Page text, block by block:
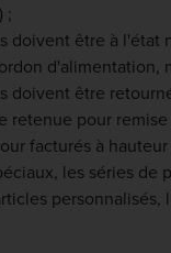
;
doivent être à l'état
d'alimentation,
doivent être
retenue pour
facturés à
les séries de